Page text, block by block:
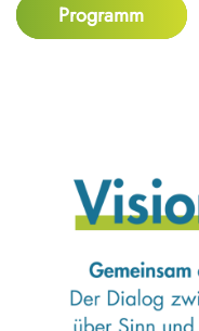
Programm